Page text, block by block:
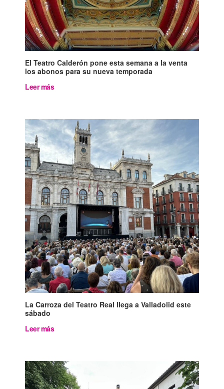
El Teatro Calderón pone esta semana a la venta
los abonos para su nueva temporada
Leer más
La Carroza del Teatro Real llega a Valladolid este
sábado
Leer más